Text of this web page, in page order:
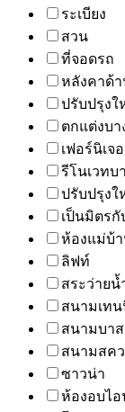
ระเบียง
สวน
ที่จอดรถ
หลังคาด้
ปรับปรุงใ
ตกแต่งบา
เฟอร์นิเจ
รีโนเวทบ
ปรับปรุง
เป็นมิตรกั
ห้องแม่บ้
ลิฟท์
สระว่ายน้
สนามเท
สนามบา
สนามสค
ซาวน่า
ห้องอบไอ